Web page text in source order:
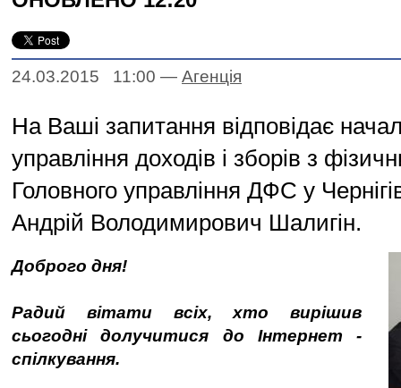
24.03.2015 11:00 — Агенцiя
На Ваші запитання відповідає
управління доходів і зборів з
Головного управління ДФС у
Андрій Володимирович Шалигін.
Доброго дня!
Радий вітати всіх, хто вирішив
сьогодні долучитися до Інтернет -
спілкування.